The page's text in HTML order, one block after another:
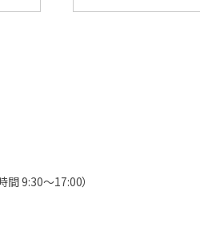
9:30～17:00）